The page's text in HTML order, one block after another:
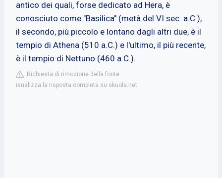
antico dei quali, forse dedicato ad Hera, è
conosciuto come "Basilica" (metà del VI sec. a.C.),
il secondo, più piccolo e lontano dagli altri due, è il
tempio di Athena (510 a.C.) e l'ultimo, il più recente,
è il tempio di Nettuno (460 a.C.).
Richiesta di rimozione della fonte
isualizza la risposta completa su skuola.net